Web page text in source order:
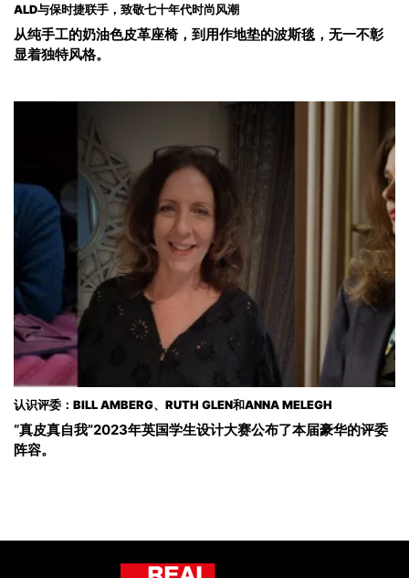
ALD与保时捷联手，致敬七十年代时尚风潮
从纯手工的奶油色皮革座椅，到用作地垫的波斯毯，无一不彰
显着独特风格。
认识评委：BILL AMBERG、RUTH GLEN和ANNA MELEGH
“真皮真自我”2023年英国学生设计大赛公布了本届豪华的评委
阵容。